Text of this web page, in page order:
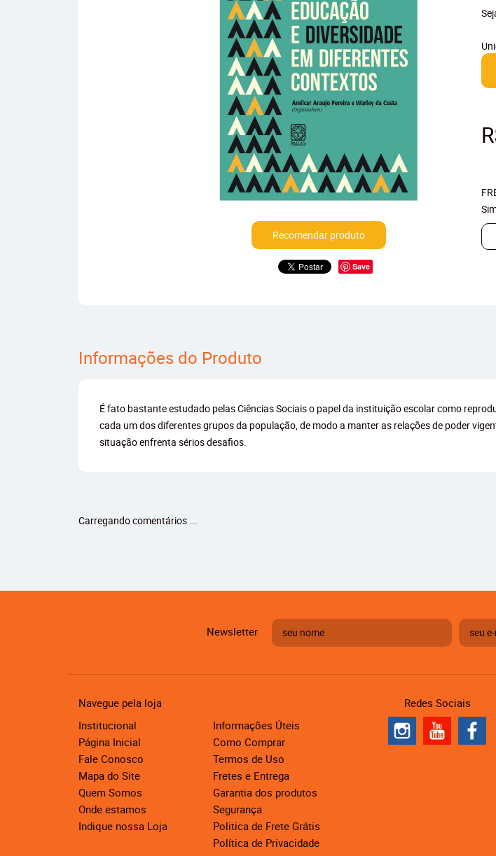
Recomendar produto
Save
Informações do Produto
É fato bastante estudado pelas Ciências Sociais o papel da instituição escolar como
cada um dos diferentes grupos da população, de modo a manter as relações de poder
situação enfrenta sérios desafios.
Carregando comentários ...
Newsletter
Navegue pela loja
Institucional
Página Inicial
Fale Conosco
Mapa do Site
Quem Somos
Onde estamos
Indique nossa Loja
Informações Úteis
Como Comprar
Termos de Uso
Fretes e Entrega
Garantia dos produtos
Segurança
Politica de Frete Grátis
Política de Privacidade
Redes Sociais